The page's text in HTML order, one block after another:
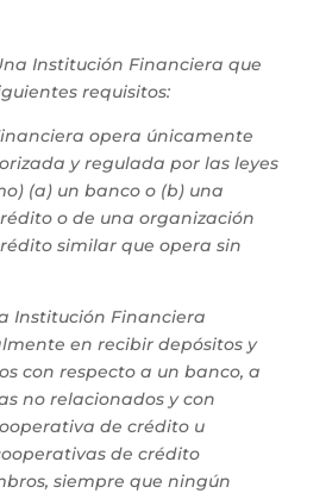
Institución Financiera que
requisitos:
opera únicamente
y regulada por las leyes
(a) un banco o (b) una
o de una organización
similar que opera sin
Institución Financiera
en recibir depósitos y
con respecto a un banco, a
no relacionados y con
de crédito u
de crédito
siempre que ningún